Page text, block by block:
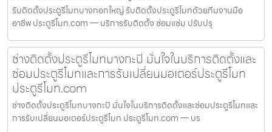
รับติดตั้งประตูรีโมทบางกอกใหญ่ รับติดตั้งประตูรีโมทด้วยทีมงานมือ
อาชีพ ประตูรีโมท.com — บริการรับติดตั้ง ซ่อมแซ่ม ปรับปรุ
ช่างติดตั้งประตูรีโมทบางกะปิ มั่นใจในบริการติดตั้งและ
ซ่อมประตูรีโมทและการรับเปลี่ยนมอเตอร์ประตูรีโมท
ประตูรีโมท.com
ช่างติดตั้งประตูรีโมทบางกะปิ มั่นใจในบริการติดตั้งและซ่อมประตูรีโมทและ
การรับเปลี่ยนมอเตอร์ประตูรีโมท ประตูรีโมท.com — บร